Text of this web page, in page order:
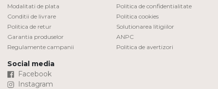
Modalitati de plata
Conditii de livrare
Politica de retur
Garantia produselor
Regulamente campanii
Politica de confidentialitate
Politica cookies
Solutionarea litigiilor
ANPC
Politica de avertizori
Social media
Facebook
Instagram